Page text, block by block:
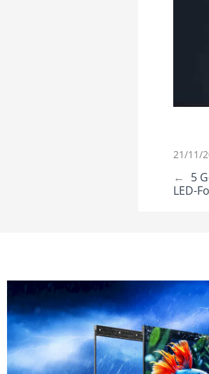
21/11/
← 5
LED-